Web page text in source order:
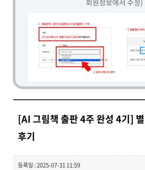
회원정보에서 수정)
[AI 그림책 출판 4주 완성 4기]
후기
등록일 : 2025-07-31 11:59